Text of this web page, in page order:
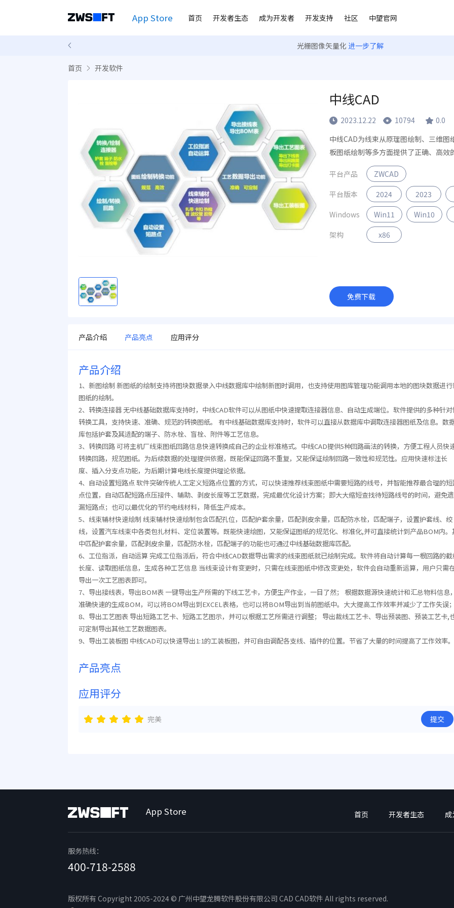
App Store 首页 开发者生态 成为开发者 开发支持 社区 中望官网
光栅图像矢量化 进一步了解
首页 开发软件
中线CAD
2023.12.22
10794
0.0
中线CAD为线束从原理图绘制、三维
板图纸绘制等多方面提供了正确、高效
平台产品
ZWCAD
平台版本
2024 2023
Windows
Win11 Win10
架构
x86
免费下载
产品介绍 产品亮点 应用评分
产品介绍
1、新图绘制 新图纸的绘制支持将图块数据录入中线数据库中绘制新图时调用，也支持使用图库管理功能调用本地的图块数据进
图纸的绘制。
2、转换连接器 无中线基础数据库支持时，中线CAD软件可以从图纸中快速提取连接器信息、自动生成端位。软件提供的多种针对
转换工具，支持快速、准确、规范的转换图纸。 有中线基础数据库支持时，软件可以直接从数据库中调取连接器图纸及信息。数
库包括护套及其适配的端子、防水栓、盲栓、附件等工艺信息。
3、转换回路 可将主机厂线束图纸回路信息快速转换成自己的企业标准格式。中线CAD提供5种回路画法的转换，方便工程人员快
转换回路，规范图纸。为后续数据的处理提供依据，既能保证回路不重复，又能保证绘制回路一致性和规范性。应用快速标注长
度、插入分支点功能，为后期计算电线长度提供理论依据。
4、自动设置短路点 软件突破传统人工定义短路点位置的方式，可以快速推荐线束图纸中需要短路的线号，并智能推荐最合理的
点位置，自动匹配短路点压接件、辅助、剥皮长度等工艺数据，完成最优化设计方案；即大大缩短查找待短路线号的时间，避免遗
漏短路点；也可以最优化的节约电线材料，降低生产成本。
5、线束辅材快速绘制 线束辅材快速绘制包含匹配孔位，匹配护套余量，匹配剥皮余量，匹配防水栓，匹配端子，设置护套线、绞
线，设置汽车线束中各类包扎材料、定位装置等。既能快速绘图，又能保证图纸的规范化、标准化,并可直接统计到产品BOM内。
中匹配护套余量，匹配剥皮余量，匹配防水栓，匹配端子的功能也可通过中线基础数据库匹配。
6、工位指派，自动运算 完成工位指派后，符合中线CAD数据导出需求的线束图纸就已绘制完成。软件将自动计算每一根回路的
长度、读取图纸信息，生成各种工艺信息 当线束设计有变更时，只需在线束图纸中修改变更处，软件会自动重新运算，用户只需
导出一次工艺图表即可。
7、导出接线表，导出BOM表 一键导出生产所需的下线工艺卡，方便生产作业，一目了然； 根据数据源快速统计和汇总物料信息，
准确快速的生成BOM，可以将BOM导出到EXCEL表格，也可以将BOM导出到当前图纸中。大大提高工作效率并减少了工作失误；
8、导出工艺图表 导出短路工艺卡、短路工艺图示，并可以根据工艺所需进行调整； 导出裁线工艺卡、导出预装图、预装工艺卡,
可定制导出其他工艺数据图表。
9、导出工装板图 中线CAD可以快速导出1:1的工装板图，并可自由调配各支线、插件的位置。节省了大量的时间提高了工作效率。
产品亮点
应用评分
完美 提交
App Store 首页 开发者生态
服务热线：
400-718-2588
版权所有 Copyright 2005-2024 © 广州中望龙腾软件股份有限公司 CAD CAD软件 All rights reserved.